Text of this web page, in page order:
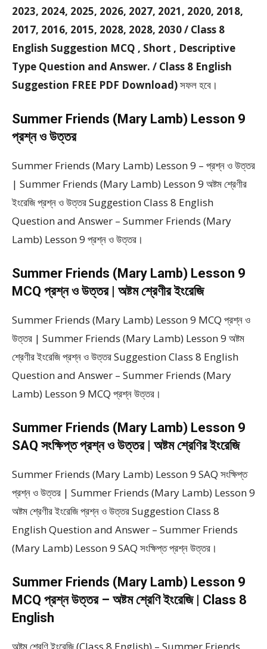
2023, 2024, 2025, 2026, 2027, 2021, 2020, 2018,
2017, 2016, 2015, 2028, 2028, 2030 / Class 8
English Suggestion MCQ , Short , Descriptive
Type Question and Answer. / Class 8 English
Suggestion FREE PDF Download)সফল হবে।
Summer Friends (Mary Lamb) Lesson 9
প্রশ্ন ও উত্তর
Summer Friends (Mary Lamb) Lesson 9 – প্রশ্ন ও উত্তর
| Summer Friends (Mary Lamb) Lesson 9 অষ্টম শ্রেণীর
ইংরেজি প্রশ্ন ও উত্তর Suggestion Class 8 English
Question and Answer – Summer Friends (Mary
Lamb) Lesson 9 প্রশ্ন ও উত্তর।
Summer Friends (Mary Lamb) Lesson 9
MCQ প্রশ্ন ও উত্তর | অষ্টম শ্রেণীর ইংরেজি
Summer Friends (Mary Lamb) Lesson 9 MCQ প্রশ্ন ও
উত্তর | Summer Friends (Mary Lamb) Lesson 9 অষ্টম
শ্রেণীর ইংরেজি প্রশ্ন ও উত্তর Suggestion Class 8 English
Question and Answer – Summer Friends (Mary
Lamb) Lesson 9 MCQ প্রশ্ন উত্তর।
Summer Friends (Mary Lamb) Lesson 9
SAQ সংক্ষিপ্ত প্রশ্ন ও উত্তর | অষ্টম শ্রেণির ইংরেজি
Summer Friends (Mary Lamb) Lesson 9 SAQ সংক্ষিপ্ত
প্রশ্ন ও উত্তর | Summer Friends (Mary Lamb) Lesson 9
অষ্টম শ্রেণীর ইংরেজি প্রশ্ন ও উত্তর Suggestion Class 8
English Question and Answer – Summer Friends
(Mary Lamb) Lesson 9 SAQ সংক্ষিপ্ত প্রশ্ন উত্তর।
Summer Friends (Mary Lamb) Lesson 9
MCQ প্রশ্ন উত্তর – অষ্টম শ্রেণি ইংরেজি | Class 8
English